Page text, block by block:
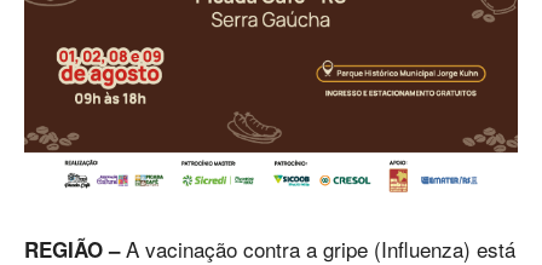
REGIÃO –A vacinação contra a gripe (Influenza) está